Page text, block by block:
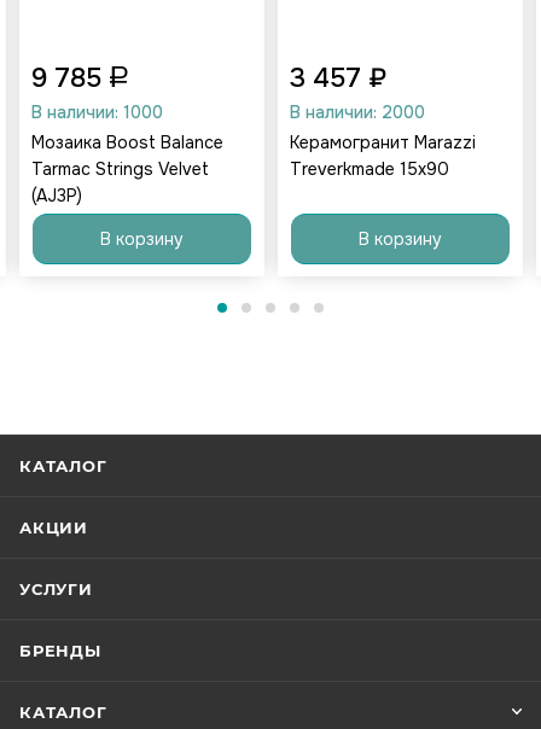
В наличии: 1000
Мозаика Boost Balance
Tarmac Strings Velvet
(AJ3P)
9 785
В корзину
В наличии: 2000
Керамогранит Marazzi
Treverkmade 15х90
3 457 ₽
В корзину
КАТАЛОГ
АКЦИИ
УСЛУГИ
БРЕНДЫ
КАТАЛОГ